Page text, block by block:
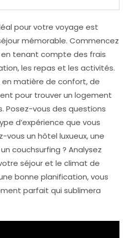
pour votre voyage est
mémorable. Commencez
en tenant compte des frais
, les repas et les activités.
en matière de confort, de
pour trouver un logement
Posez-vous des questions
d’expérience que vous
vous un hôtel luxueux, une
couchsurfing ? Analysez
séjour et le climat de
bonne planification, vous
parfait qui sublimera